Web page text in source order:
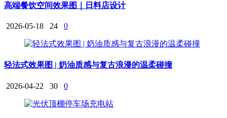
高端餐饮空间效果图｜日料店设计
2026-05-18 24 0
轻法式效果图 | 奶油质感与复古浪漫的温柔碰撞
2026-04-22 30 0